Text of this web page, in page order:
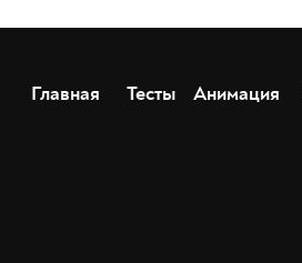
Главная Тесты Анимация